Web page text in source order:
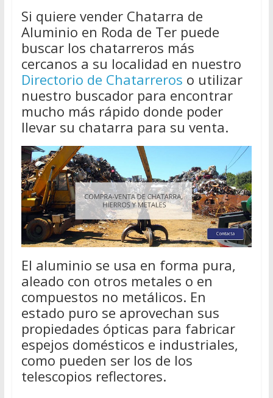
Si quiere vender Chatarra de
Aluminio en Roda de Ter puede
buscar los chatarreros más
cercanos a su localidad en nuestro
Directorio de Chatarreros o utilizar
nuestro buscador para encontrar
mucho más rápido donde poder
llevar su chatarra para su venta.
El aluminio se usa en forma pura,
aleado con otros metales o en
compuestos no metálicos. En
estado puro se aprovechan sus
propiedades ópticas para fabricar
espejos domésticos e industriales,
como pueden ser los de los
telescopios reflectores.